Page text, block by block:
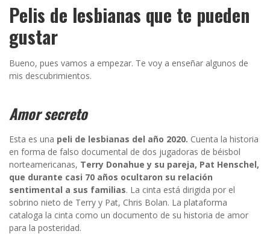
Pelis de lesbianas que te pueden
gustar
Bueno, pues vamos a empezar. Te voy a enseñar algunos de
mis descubrimientos.
Amor secreto
Esta es una peli de lesbianas del año 2020. Cuenta la historia
en forma de falso documental de dos jugadoras de béisbol
norteamericanas, Terry Donahue y su pareja, Pat Henschel,
que durante casi 70 años ocultaron su relación
sentimental a sus familias. La cinta está dirigida por el
sobrino nieto de Terry y Pat, Chris Bolan. La plataforma
cataloga la cinta como un documento de su historia de amor
para la posteridad.